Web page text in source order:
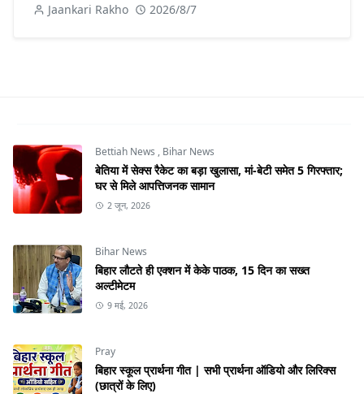
Jaankari Rakho 2026/8/7
Bettiah News , Bihar News
बेतिया में सेक्स रैकेट का बड़ा खुलासा, मां-बेटी समेत 5 गिरफ्तार;
घर से मिले आपत्तिजनक सामान
2 जून, 2026
Bihar News
बिहार लौटते ही एक्शन में केके पाठक, 15 दिन का सख्त
अल्टीमेटम
9 मई, 2026
Pray
बिहार स्कूल प्रार्थना गीत | सभी प्रार्थना ऑडियो और लिरिक्स
(छात्रों के लिए)